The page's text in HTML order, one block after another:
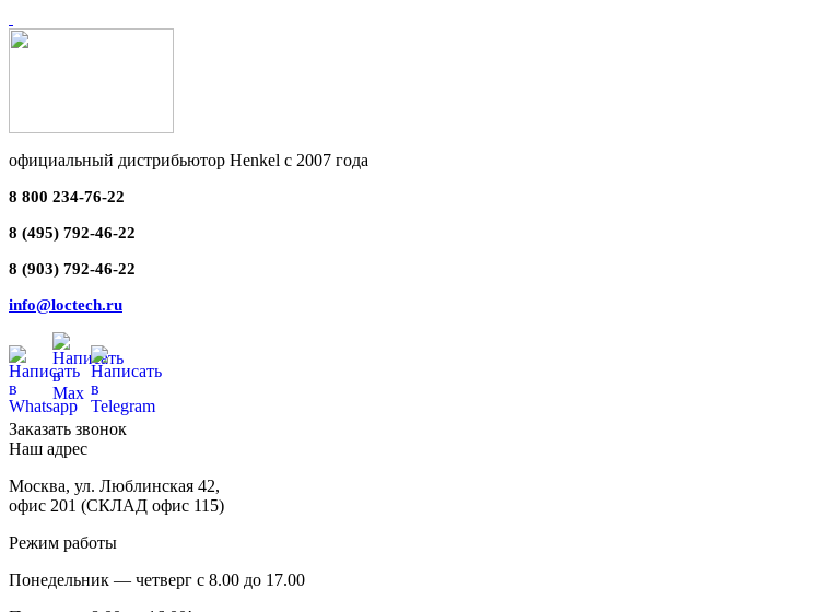
официальный дистрибьютор Henkel с 2007 года
8 800 234-76-22
8 (495) 792-46-22
8 (903) 792-46-22
info@loctech.ru
Заказать звонок
Наш адрес
Москва, ул. Люблинская 42,
офис 201 (СКЛАД офис 115)
Режим работы
Понедельник — четверг с 8.00 до 17.00